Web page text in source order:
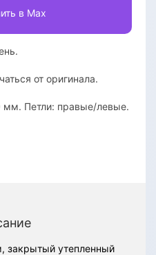
в Max
от оригинала.
Петли: правые/левые.
закрытый утепленный